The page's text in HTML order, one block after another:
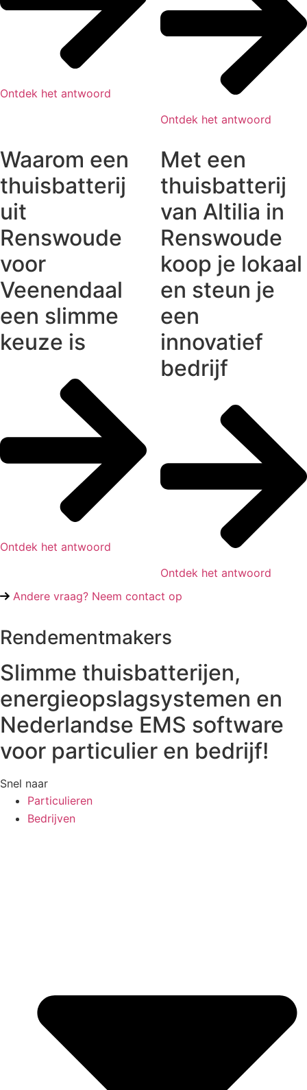
Ontdek het antwoord
Ontdek het antwoord
Waarom een
thuisbatterij
uit
Renswoude
voor
Veenendaal
een slimme
keuze is
Ontdek het antwoord
Met een
thuisbatterij
van Altilia in
Renswoude
koop je lokaal
en steun je
een
innovatief
bedrijf
Ontdek het antwoord
Andere vraag? Neem contact op
Rendementmakers
Slimme thuisbatterijen,
energieopslagsystemen en
Nederlandse EMS software
voor particulier en bedrijf!
Snel naar
Particulieren
Bedrijven